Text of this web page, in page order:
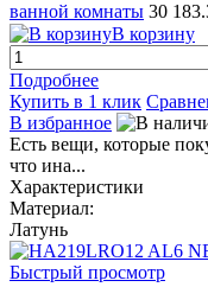
ванной комнаты 30
В корзину
Подробнее
Купить в 1 клик
В избранное
Есть вещи, которые
что ина...
Характеристики
Материал:
Латунь
Быстрый просмотр